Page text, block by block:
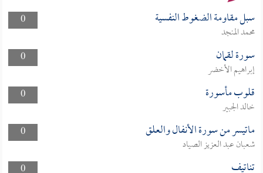
0 سبل مقاومة الضغوط النفسية
محمد المنجد
0
سورة لقمان
إبراهيم الأخضر
0
قلوب مأسورة
خالد الجبير
0
ماتيسر من سورة الأنفال والعلق
شعبان عبد العزيز الصياد
تناتيف